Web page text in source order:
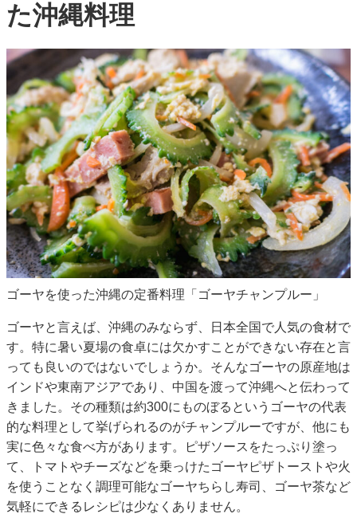
た沖縄料理
ゴーヤを使った沖縄の定番料理「ゴーヤチャンプルー」
ゴーヤと言えば、沖縄のみならず、日本全国で人気の食材で
す。特に暑い夏場の食卓には欠かすことができない存在と言
っても良いのではないでしょうか。そんなゴーヤの原産地は
インドや東南アジアであり、中国を渡って沖縄へと伝わって
きました。その種類は約300にものぼるというゴーヤの代表
的な料理として挙げられるのがチャンプルーですが、他にも
実に色々な食べ方があります。ピザソースをたっぷり塗っ
て、トマトやチーズなどを乗っけたゴーヤピザトーストや火
を使うことなく調理可能なゴーヤちらし寿司、ゴーヤ茶など
気軽にできるレシピは少なくありません。